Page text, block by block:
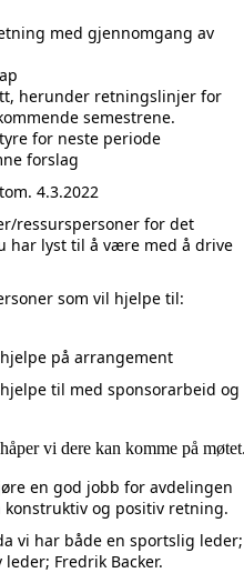
med gjennomgang av
herunder retningslinjer for
semestrene.
for neste periode
forslag
4.3.2022
ressurspersoner for det
har lyst til å være med å drive
som vil hjelpe til:
på arrangement
til med sponsorarbeid og
vi dere kan komme på
en god jobb for avdelingen
og positiv retning.
vi har både en sportslig leder;
Fredrik Backer.